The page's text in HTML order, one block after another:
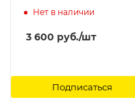
Marines Dark Apostile)
Нет в наличии
3 600 руб./шт
Подписаться